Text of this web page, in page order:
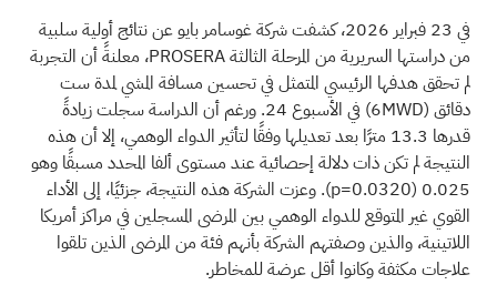
في 23 فبراير 2026، كشفت شركة غوسامر بايو عن نتائج أولية سلبية
من دراستها السريرية من المرحلة الثالثة PROSERA، معلنةً أن التجربة
لم تحقق هدفها الرئيسي المتمثل في تحسين مسافة المشي لمدة ست
دقائق (6MWD)
في الأسبوع 24. ورغم أن الدراسة سجلت زيادةً
قدرها 13.3 مترًا بعد تعديلها وفقًا لتأثير الدواء الوهمي، إلا أن هذه
النتيجة لم تكن ذات دلالة إحصائية عند مستوى ألفا المحدد مسبقًا وهو
0.025 (p=0.0320). وعزت الشركة هذه النتيجة، جزئيًا، إلى الأداء
القوي غير المتوقع للدواء الوهمي بين المرضى المسجلين في مراكز أمريكا
اللاتينية، والذين وصفتهم الشركة بأنهم فئة من المرضى الذين تلقوا
علاجات مكثفة وكانوا أقل عرضة للمخاطر.